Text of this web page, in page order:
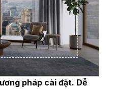
pháp cài đặt. Dễ